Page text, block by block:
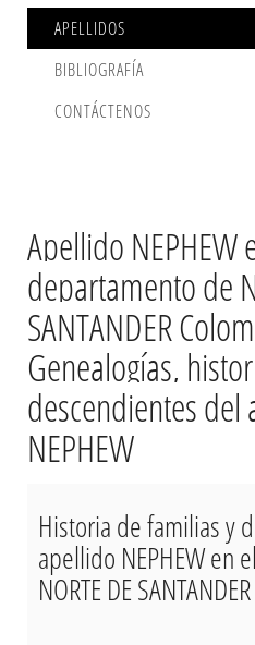
APELLIDOS
BIBLIOGRAFÍA
CONTÁCTENOS
Apellido NEPHEW
departamento de
SANTANDER
Genealogías,
descendientes del
NEPHEW
Historia de familias y
apellido NEPHEW en
NORTE DE SANTANDER